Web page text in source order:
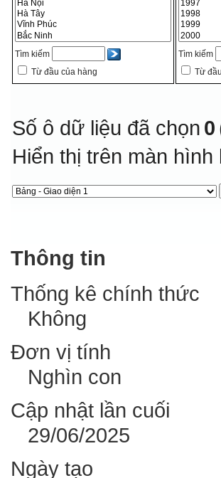
Tìm kiếm
Từ đầu của hàng
Tìm kiếm
Từ
Số ô dữ liệu đã chọn 0
Hiển thị trên màn
Thông tin
Thống kê chính thức
Không
Đơn vị tính
Nghìn con
Cập nhật lần cuối
29/06/2025
Ngày tạo